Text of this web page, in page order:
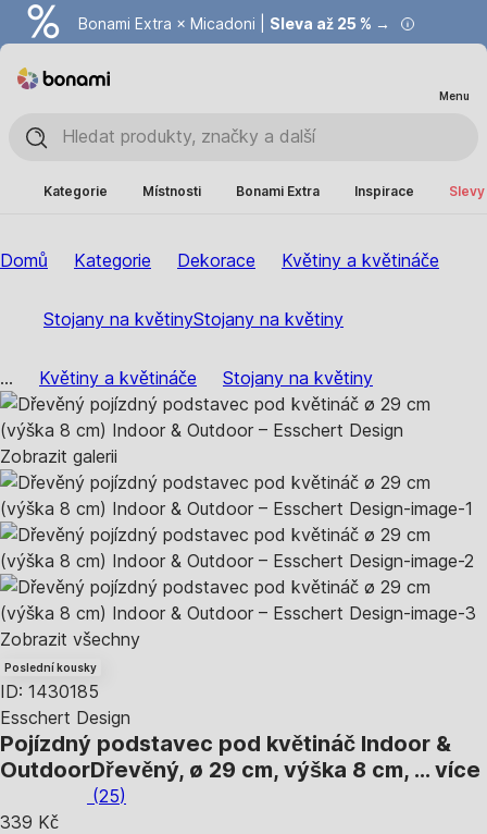
Bonami Extra × Micadoni | Sleva až 25 % →
Summer Sale | Ušetřete až 40 % →
Menu
Kategorie Místnosti Bonami Extra Inspirace
Domů Kategorie Dekorace Květiny a květináče
Stojany na květinyStojany na květiny
... Květiny a květináče Stojany na květiny
Zobrazit galerii
Zobrazit všechny
Poslední kousky
ID: 1430185
Esschert Design
Pojízdný podstavec pod květináč Indoor &
OutdoorDřevěný, ø 29 cm, výška 8 cm, … více
(25)
339 Kč